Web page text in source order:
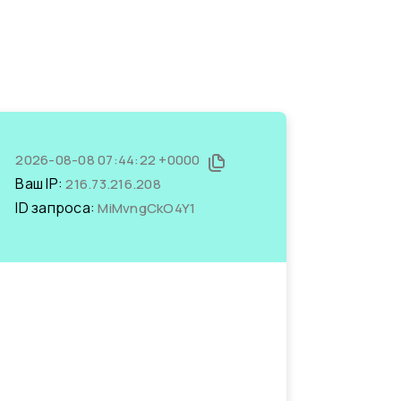
2026-08-08 07:44:22 +0000
Ваш IP:216.73.216.208
ID запроса:MiMvngCkO4Y1